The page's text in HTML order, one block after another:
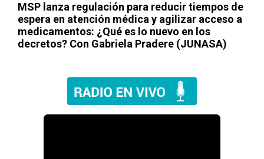
MSP lanza regulación para reducir tiempos de
espera en atención médica y agilizar acceso a
medicamentos: ¿Qué es lo nuevo en los
decretos? Con Gabriela Pradere (JUNASA)